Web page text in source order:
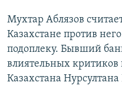
Мухтар Аблязов
Казахстане против
подоплеку. Бывший
влиятельных критиков
Казахстана